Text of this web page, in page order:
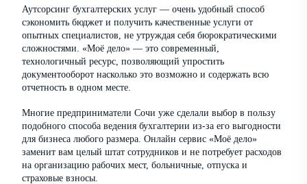
Аутсорсинг бухгалтерских услуг — очень удобный способ
сэкономить бюджет и получить качественные услуги от
опытных специалистов, не утруждая себя бюрократическими
сложностями. «Моё дело» — это современный,
технологичный ресурс, позволяющий упростить
документооборот насколько это возможно и содержать всю
отчетность в одном месте.
Многие предприниматели Сочи уже сделали выбор в пользу
подобного способа ведения бухгалтерии из-за его выгодности
для бизнеса любого размера. Онлайн сервис «Моё дело»
заменит вам целый штат сотрудников и не потребует расходов
на организацию рабочих мест, больничные, отпуска и
страховые взносы.